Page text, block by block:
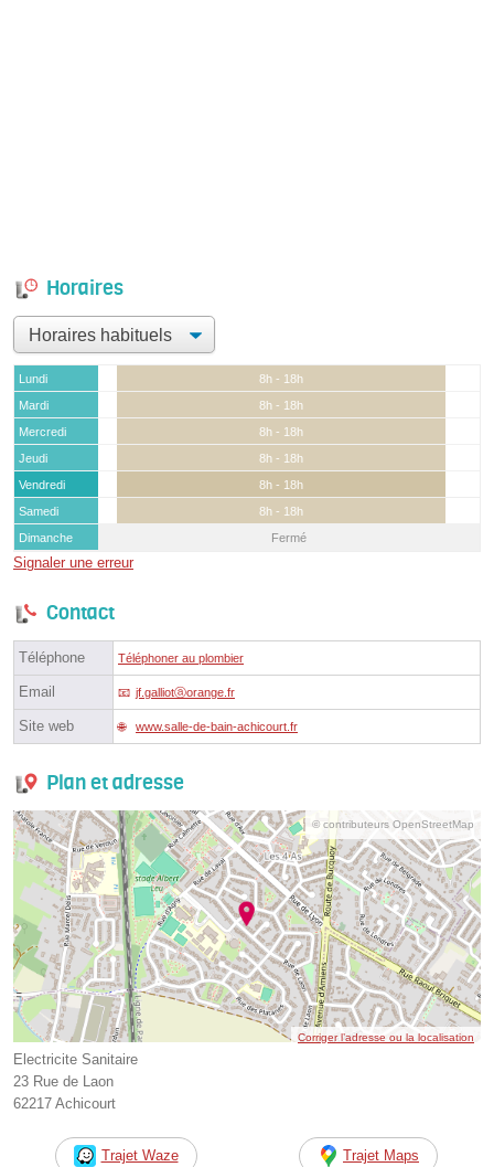
Horaires
Lundi
8h - 18h
Mardi
8h - 18h
Mercredi
8h - 18h
Jeudi
8h - 18h
Vendredi
8h - 18h
Samedi
8h - 18h
Dimanche
Fermé
Signaler une erreur
Contact
Téléphone Téléphoner au plombier
Email jf.galliotⓐorange.fr
Site web www.salle-de-bain-achicourt.fr
Plan et adresse
© contributeurs OpenStreetMap
Corriger l’adresse ou la localisation
Electricite Sanitaire
23 Rue de Laon
62217 Achicourt
Trajet Waze Trajet Maps